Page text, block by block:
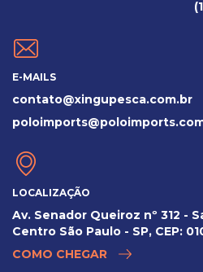
E-MAILS
contato@xingupesca.com.br
LOCALIZAÇÃO
Av. Senador Queiroz nº 312 -
Centro São Paulo - SP, CEP:
COMO CHEGAR